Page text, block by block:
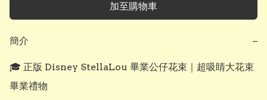
加至購物車
簡介 −
🎓 正版 Disney StellaLou 畢業公仔花束｜超吸睛大花束
畢業禮物